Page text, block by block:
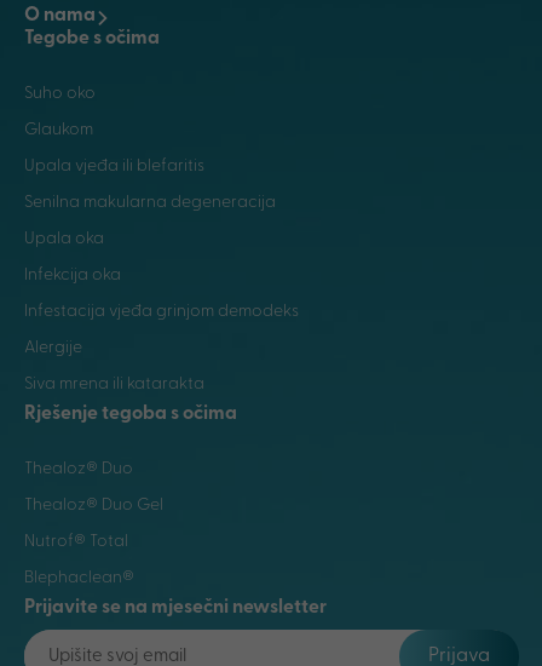
O nama
Tegobe s očima
Suho oko
Glaukom
Upala vjeđa ili blefaritis
Senilna makularna degeneracija
Upala oka
Infekcija oka
Infestacija vjeđa grinjom demodeks
Alergije
Siva mrena ili katarakta
Rješenje tegoba s očima
Thealoz® Duo
Thealoz® Duo Gel
Nutrof® Total
Blephaclean®
Prijavite se na mjesečni newsletter
Prijava